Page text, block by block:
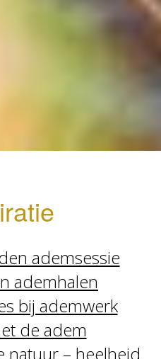
ademsessie
ademhalen
bij ademwerk
de adem
natuur – heelheid